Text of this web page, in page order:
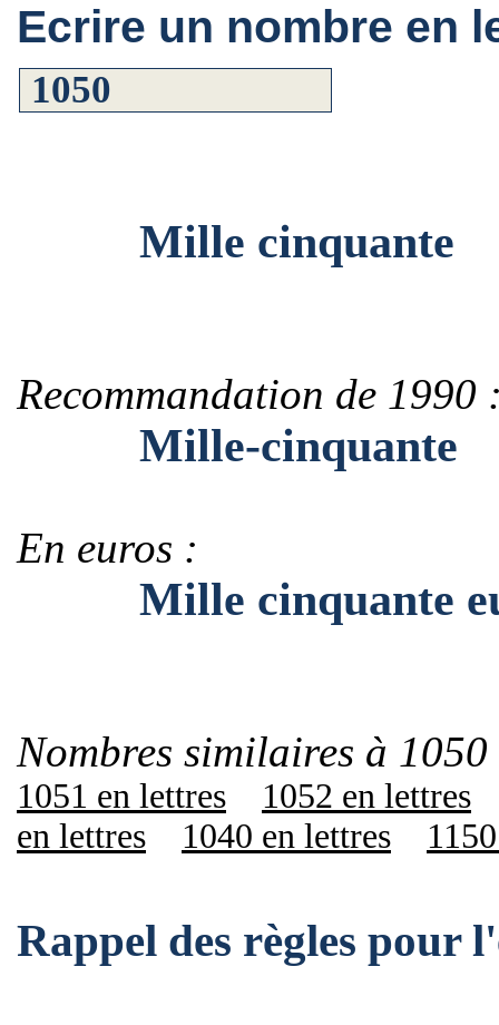
Ecrire un nombre en
Mille cinquante
Recommandation de 1990
Mille-cinquante
En euros :
Mille cinquante
Nombres similaires à
1051 en lettres
1052 en lettres
en lettres
1040 en lettres
Rappel des règles pour